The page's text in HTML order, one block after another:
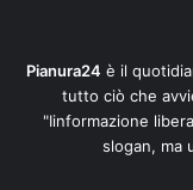
Pianura24 è il
tutto ciò che
"Iinformazione
slogan, ma